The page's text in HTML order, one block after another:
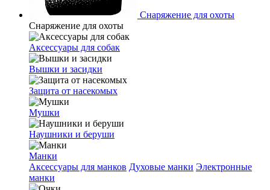
Снаряжение для охоты
Снаряжение для охоты
Аксессуары для собак
Вышки и засидки
Защита от насекомых
Мушки
Наушники и беруши
Манки
Аксессуары для манков Духовые манки Электронные
манки